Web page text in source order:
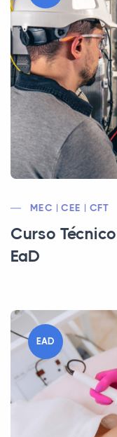
MEC | CEE | CFT
Curso
EaD
EAD